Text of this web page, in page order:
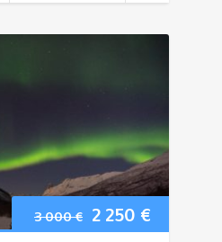
3 000€ 2 250 €